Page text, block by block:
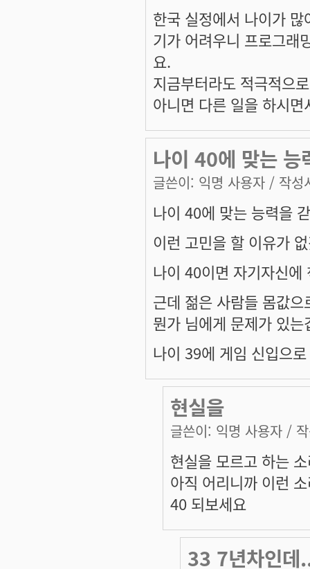
한국 실정에서 나이가
기가 어려우니 프로그래
요.
지금부터라도 적극적으
아니면 다른 일을 하시
나이 40에 맞는 능
글쓴이: 익명 사용자 / 작성
나이 40에 맞는 능력을
이런 고민을 할 이유가
나이 40이면 자기자신
근데 젊은 사람들 몸값
뭔가 님에게 문제가 있는
나이 39에 게임 신입으
현실을
글쓴이: 익명 사용자 /
현실을 모르고 하는
아직 어리니까 이런
40 되보세요
33 7년차인데